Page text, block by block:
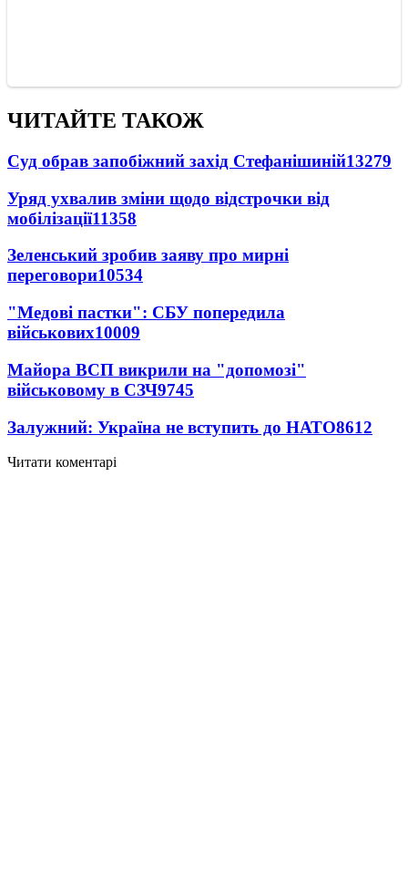
ЧИТАЙТЕ ТАКОЖ
Суд обрав запобіжний захід Стефанішиній13279
Уряд ухвалив зміни щодо відстрочки від
мобілізації11358
Зеленський зробив заяву про мирні
переговори10534
"Медові пастки": СБУ попередила
військових10009
Майора ВСП викрили на "допомозі"
військовому в СЗЧ9745
Залужний: Україна не вступить до НАТО8612
Читати коментарі